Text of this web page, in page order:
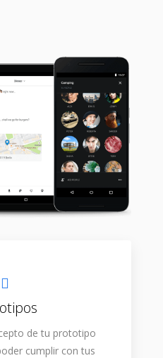
de tu prototipo
cumplir con tus